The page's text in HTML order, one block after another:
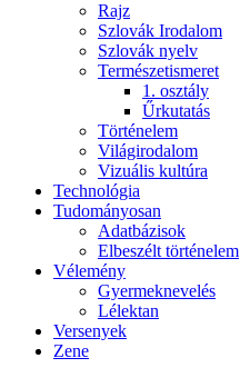
Rajz
Szlovák Irodalom
Szlovák nyelv
Természetismeret
1. osztály
Űrkutatás
Történelem
Világirodalom
Vizuális kultúra
Technológia
Tudományosan
Adatbázisok
Elbeszélt történelem
Vélemény
Gyermeknevelés
Lélektan
Versenyek
Zene